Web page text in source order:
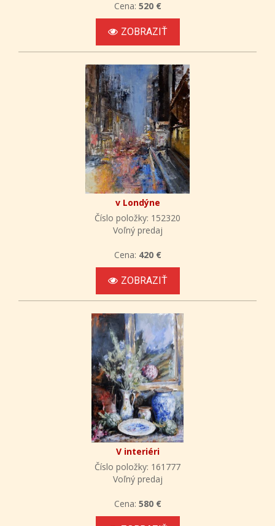
Cena: 520 €
ZOBRAZIŤ
v Londýne
Číslo položky: 152320
Voľný predaj
Cena: 420 €
ZOBRAZIŤ
V interiéri
Číslo položky: 161777
Voľný predaj
Cena: 580 €